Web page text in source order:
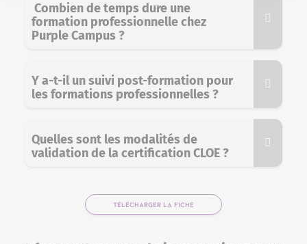
Combien de temps dure une
formation professionnelle chez
Purple Campus ?
Y a-t-il un suivi post-formation pour
les formations professionnelles ?
Quelles sont les modalités de
validation de la certification CLOE ?
TÉLÉCHARGER LA FICHE